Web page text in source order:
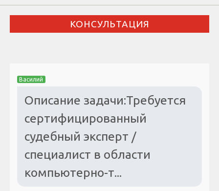
КОНСУЛЬТАЦИЯ
Василий
Описание задачи:Требуется
сертифицированный
судебный эксперт /
специалист в области
компьютерно-т...